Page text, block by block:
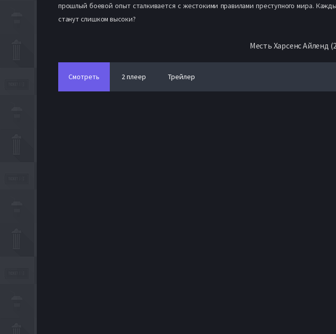
прошлый боевой опыт сталкивается с жестокими правилами преступного мира.
станут слишком высоки?
Месть Харсенс Айленд
Смотреть 2 плеер Трейлер